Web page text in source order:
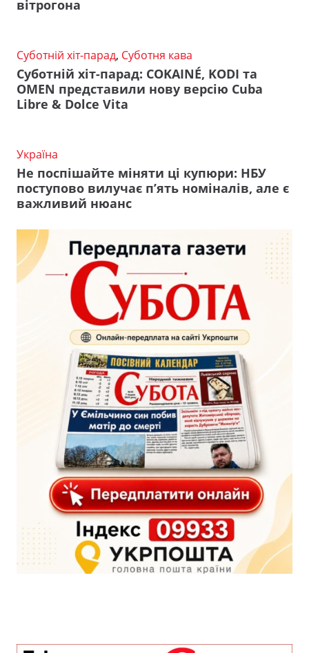
вітрогона
Суботній хіт-парад, Суботня кава
Суботній хіт-парад: COKAINÉ, KODI та
OMEN представили нову версію Cuba
Libre & Dolce Vita
Україна
Не поспішайте міняти ці купюри: НБУ
поступово вилучає п’ять номіналів, але є
важливий нюанс